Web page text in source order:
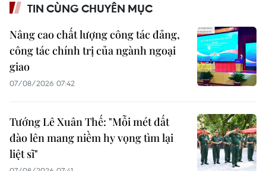
TIN CÙNG CHUYÊN MỤC
Nâng cao chất lượng công tác đảng,
công tác chính trị của ngành ngoại
giao
07/08/2026 07:42
Tướng Lê Xuân Thế: "Mỗi mét đất
đào lên mang niềm hy vọng tìm lại
liệt sĩ"